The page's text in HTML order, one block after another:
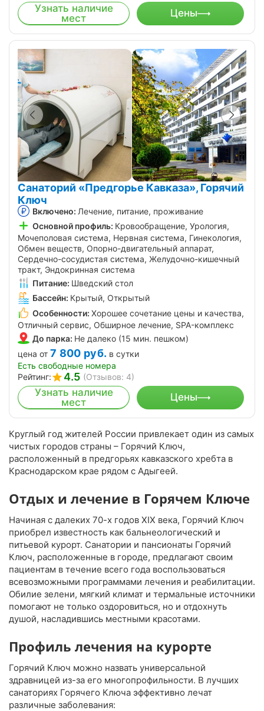
Круглый год жителей России привлекает один из самых
чистых городов страны – Горячий Ключ,
расположенный в предгорьях кавказского хребта в
Краснодарском крае рядом с Адыгеей.
Отдых и лечение в Горячем Ключе
Начиная с далеких 70-х годов XIX века, Горячий Ключ
приобрел известность как бальнеологический и
питьевой курорт. Санатории и пансионаты Горячий
Ключ, расположенные в городе, предлагают своим
пациентам в течение всего года воспользоваться
всевозможными программами лечения и реабилитации.
Обилие зелени, мягкий климат и термальные источники
помогают не только оздоровиться, но и отдохнуть
душой, насладившись местными красотами.
Профиль лечения на курорте
Горячий Ключ можно назвать универсальной
здравницей из-за его многопрофильности. В лучших
санаториях Горячего Ключа эффективно лечат
различные заболевания:
Узнать наличие
мест
Цены
Санаторий «Предгорье Кавказа», Горячий
Ключ
Включено: Лечение, питание, проживание
Основной профиль: Кровообращение, Урология,
Мочеполовая система, Нервная система, Гинекология,
Обмен веществ, Опорно-двигательный аппарат,
Сердечно-сосудистая система, Желудочно-кишечный
тракт, Эндокринная система
Питание: Шведский стол
Бассейн: Крытый, Открытый
Особенности: Хорошее сочетание цены и качества,
Отличный сервис, Обширное лечение, SPA-комплекс
До парка: Не далеко (15 мин. пешком)
цена от 7 800 руб. в сутки
Есть свободные номера
Рейтинг:
4.5 (Отзывов: 4)
Узнать наличие
мест
Цены